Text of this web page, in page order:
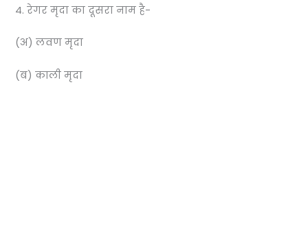
4. रेगर मृदा का दूसरा नाम है-
(अ) लवण मृदा
(ब) काली मृदा